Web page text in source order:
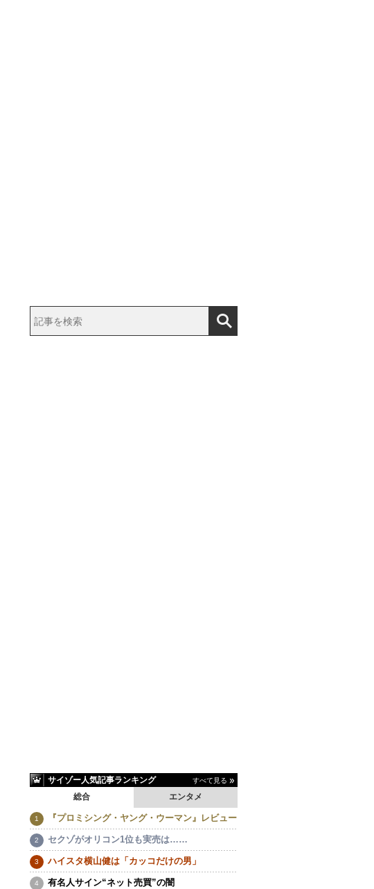
サイゾー人気記事ランキング すべて見る
エンタメ
総合
『プロミシング・ヤング・ウーマン』レビュー
セクゾがオリコン1位も実売は……
ハイスタ横山健は「カッコだけの男」
有名人サイン“ネット売買”の闇